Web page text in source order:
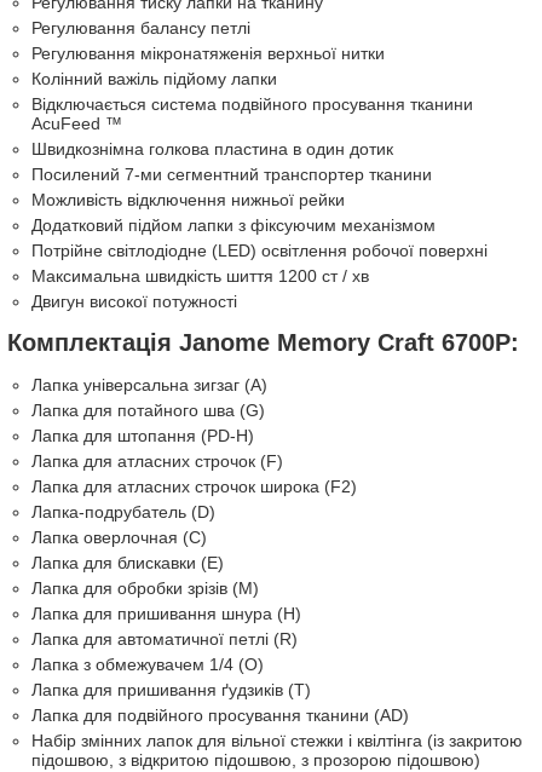
Регулювання балансу петлі
Регулювання мікронатяженія верхньої нитки
Колінний важіль підйому лапки
Відключається система подвійного просування тканини
AcuFeed ™
Швидкознімна голкова пластина в один дотик
Посилений 7-ми сегментний транспортер тканини
Можливість відключення нижньої рейки
Додатковий підйом лапки з фіксуючим механізмом
Потрійне світлодіодне (LED) освітлення робочої поверхні
Максимальна швидкість шиття 1200 ст / хв
Двигун високої потужності
Комплектація Janome Memory Craft 6700P:
Лапка універсальна зигзаг (А)
Лапка для потайного шва (G)
Лапка для штопання (PD-H)
Лапка для атласних строчок (F)
Лапка для атласних строчок широка (F2)
Лапка-подрубатель (D)
Лапка оверлочная (C)
Лапка для блискавки (Е)
Лапка для обробки зрізів (M)
Лапка для пришивання шнура (H)
Лапка для автоматичної петлі (R)
Лапка з обмежувачем 1/4 (O)
Лапка для пришивання ґудзиків (T)
Лапка для подвійного просування тканини (AD)
Набір змінних лапок для вільної стежки і квілтінга (із закритою
підошвою, з відкритою підошвою, з прозорою підошвою)